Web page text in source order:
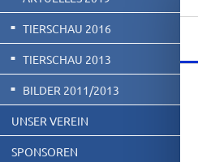
TIERSCHAU 2016
TIERSCHAU 2013
BILDER 2011/2013
UNSER VEREIN
SPONSOREN